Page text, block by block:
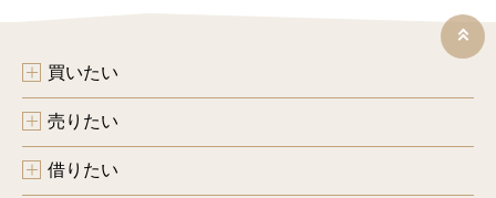
買いたい
売りたい
借りたい